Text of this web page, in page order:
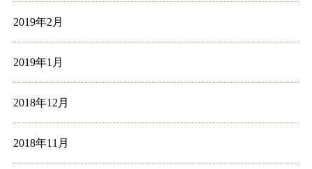
2019年2月
2019年1月
2018年12月
2018年11月